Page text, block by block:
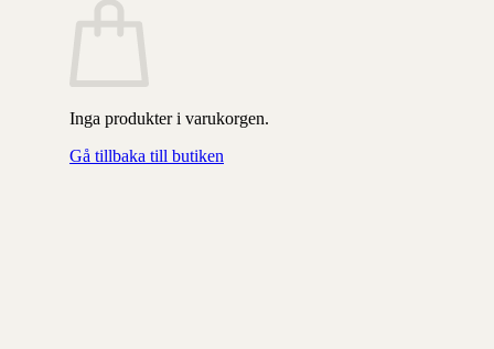
Inga produkter i varukorgen.
Gå tillbaka till butiken